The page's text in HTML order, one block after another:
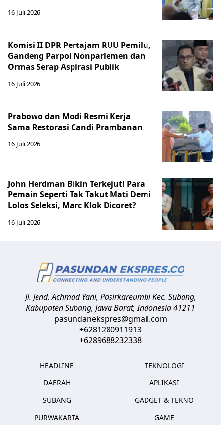
16 Juli 2026
Komisi II DPR Pertajam RUU Pemilu,
Gandeng Parpol Nonparlemen dan
Ormas Serap Aspirasi Publik
16 Juli 2026
Prabowo dan Modi Resmi Kerja
Sama Restorasi Candi Prambanan
16 Juli 2026
John Herdman Bikin Terkejut! Para
Pemain Seperti Tak Takut Mati Demi
Lolos Seleksi, Marc Klok Dicoret?
16 Juli 2026
Jl. Jend. Achmad Yani, Pasirkareumbi Kec. Subang,
Kabupaten Subang, Jawa Barat,Indonesia41211
pasundanekspres@gmail.com
+6281280911913
+6289688232338
HEADLINE
DAERAH
SUBANG
PURWAKARTA
TEKNOLOGI
APLIKASI
GADGET & TEKNO
GAME